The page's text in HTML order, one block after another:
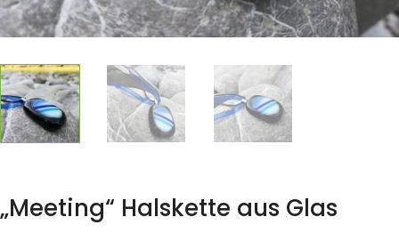
„Meeting“ Halskette aus Glas